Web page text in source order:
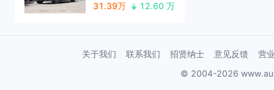
31.39万 12.60 万
关于我们 联系我们 招贤纳士 意见反馈
营
© 2004-2026